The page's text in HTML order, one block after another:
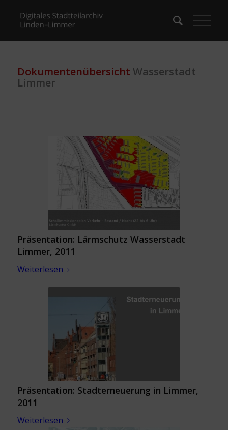
Dokumentenübersicht Wasserstadt
Limmer
Präsentation: Lärmschutz Wasserstadt
Limmer, 2011
Weiterlesen
Präsentation: Stadterneuerung in Limmer,
2011
Weiterlesen